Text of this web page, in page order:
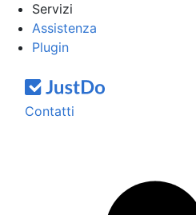
Servizi
Assistenza
Plugin
Contatti